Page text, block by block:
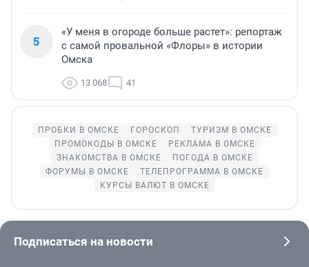
5
«У меня в огороде больше растет»: репортаж
с самой провальной «Флоры» в истории
Омска
13 068 41
ПРОБКИ В ОМСКЕ ГОРОСКОП
ТУРИЗМ В ОМСКЕ
ПРОМОКОДЫ В ОМСКЕ
РЕКЛАМА В ОМСКЕ
ЗНАКОМСТВА В ОМСКЕ
ПОГОДА В ОМСКЕ
ФОРУМЫ В ОМСКЕ
ТЕЛЕПРОГРАММА В ОМСКЕ
КУРСЫ ВАЛЮТ В ОМСКЕ
Подписаться на новости